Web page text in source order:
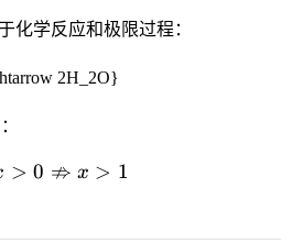
化学反应和极限过程：
2H_2O}
x > 0 \nRightarrow x
> 0 ⇏ x > 1